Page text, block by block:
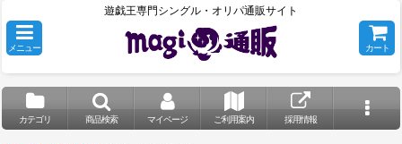
遊戯王専門シングル・オリパ通販サイト
メニュー カート
カテゴリ 商品検索 マイページ ご利用案内 採用情報